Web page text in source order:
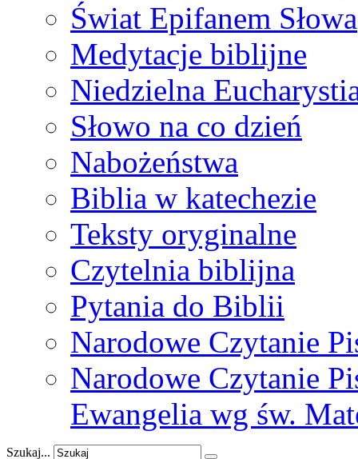
Świat Epifanem Słowa
Medytacje biblijne
Niedzielna
Słowo na co dzień
Nabożeństwa
Biblia w katechezie
Teksty oryginalne
Czytelnia biblijna
Pytania do Biblii
Narodowe Czytanie
Narodowe Czytanie
Ewangelia wg św.
Szukaj...